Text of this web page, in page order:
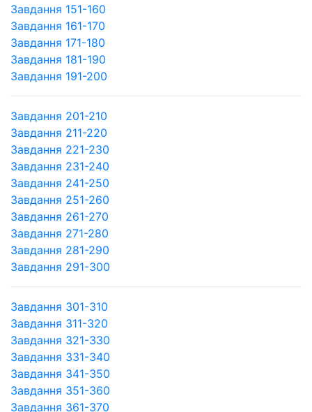
Завдання 151-160
Завдання 161-170
Завдання 171-180
Завдання 181-190
Завдання 191-200
Завдання 201-210
Завдання 211-220
Завдання 221-230
Завдання 231-240
Завдання 241-250
Завдання 251-260
Завдання 261-270
Завдання 271-280
Завдання 281-290
Завдання 291-300
Завдання 301-310
Завдання 311-320
Завдання 321-330
Завдання 331-340
Завдання 341-350
Завдання 351-360
Завдання 361-370